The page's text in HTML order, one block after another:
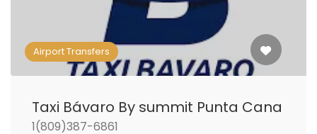
Airport Transfers
Taxi Bávaro By summit Punta Cana
1(809)387-6861